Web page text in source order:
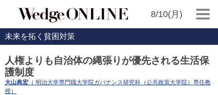
8/10(月)
未来を拓く貧困対策
人権よりも自治体の縄張りが優先される生活保
護制度
大山典宏 （ 明治大学専門職大学院ガバナンス研究科（公共政策大学院）専任教
授）